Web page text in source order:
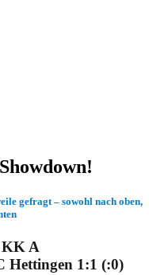
gefragt – sowohl nach oben,
KK A
Hettingen 1:1 (:0)